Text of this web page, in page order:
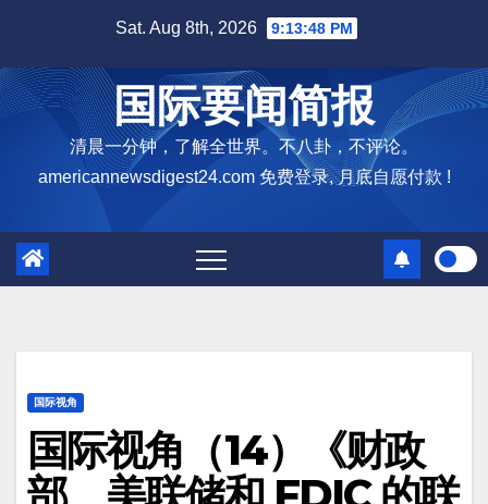
content
Sat. Aug 8th, 2026 9:13:49 PM
国际要闻简报
清晨一分钟，了解全世界。不八卦，不评论。
americannewsdigest24.com 免费登录, 月底自愿付款 !
国际视角
国际视角（14）《财政